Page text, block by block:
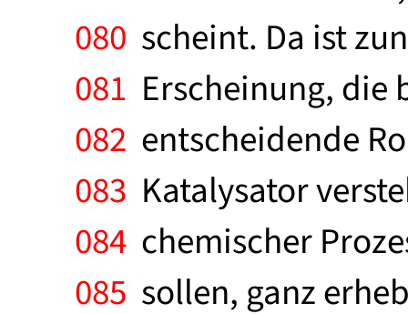
080 scheint. Da ist
081 Erscheinung, die
082 entscheidende
083 Katalysator
084 chemischer
085 sollen, ganz